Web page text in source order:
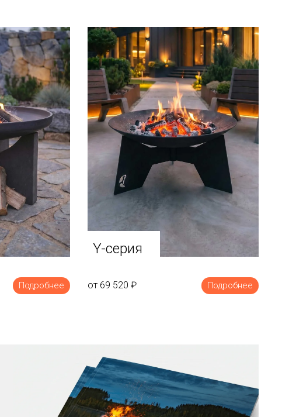
Подробнее
Y-серия
от 69 520 ₽ Подробнее